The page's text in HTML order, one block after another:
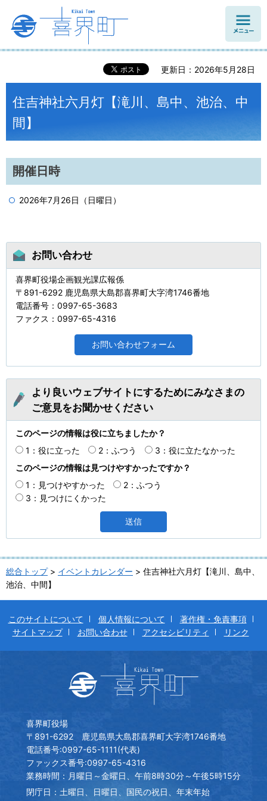
更新日：2026年5月28日
住吉神社六月灯【滝川、島中、池治、中
間】
開催日時
2026年7月26日（日曜日）
お問い合わせ
喜界町役場企画観光課広報係
〒891-6292 鹿児島県大島郡喜界町大字湾1746番地
電話番号：0997-65-3683
ファクス：0997-65-4316
より良いウェブサイトにするためにみなさまの
ご意見をお聞かせください
このページの情報は役に立ちましたか？
1：役に立った
2：ふつう
3：役に立たなかった
このページの情報は見つけやすかったですか？
1：見つけやすかった
2：ふつう
3：見つけにくかった
総合トップ> イベントカレンダー > 住吉神社六月灯【滝川、島中、
池治、中間】
このサイトについて 個人情報について
著作権・免責事項
サイトマップ
お問い合わせ アクセシビリティ リンク
喜界町役場
〒891-6292 鹿児島県大島郡喜界町大字湾1746番地
電話番号:0997-65-1111(代表)
ファックス番号:0997-65-4316
業務時間：月曜日～金曜日、午前8時30分～午後5時15分
閉庁日：土曜日、日曜日、国民の祝日、年末年始